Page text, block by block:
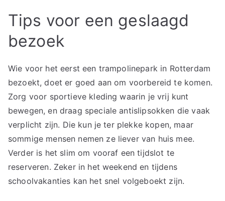
Tips voor een geslaagd
bezoek
Wie voor het eerst een trampolinepark in Rotterdam
bezoekt, doet er goed aan om voorbereid te komen.
Zorg voor sportieve kleding waarin je vrij kunt
bewegen, en draag speciale antislipsokken die vaak
verplicht zijn. Die kun je ter plekke kopen, maar
sommige mensen nemen ze liever van huis mee.
Verder is het slim om vooraf een tijdslot te
reserveren. Zeker in het weekend en tijdens
schoolvakanties kan het snel volgeboekt zijn.